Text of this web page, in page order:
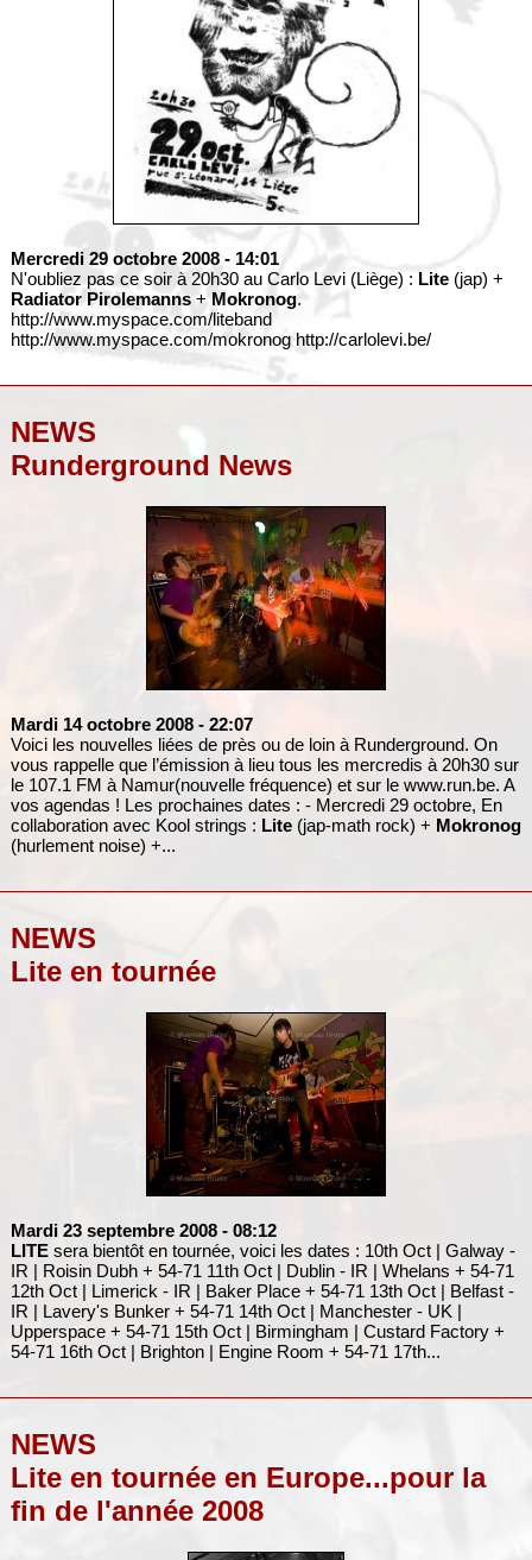
Mercredi 29 octobre 2008 - 14:01
N'oubliez pas ce soir à 20h30 au Carlo Levi (Liège) : Lite(jap) +
Radiator Pirolemanns+ Mokronog.
http://www.myspace.com/liteband
http://www.myspace.com/mokronog http://carlolevi.be/
NEWS
Runderground News
Mardi 14 octobre 2008 - 22:07
Voici les nouvelles liées de près ou de loin à Runderground. On
vous rappelle que l’émission à lieu tous les mercredis à 20h30 sur
le 107.1 FM à Namur(nouvelle fréquence) et sur le www.run.be. A
vos agendas ! Les prochaines dates : - Mercredi 29 octobre, En
collaboration avec Kool strings : Lite(jap-math rock) + Mokronog
(hurlement noise) +...
NEWS
Lite en tournée
Mardi 23 septembre 2008 - 08:12
LITEsera bientôt en tournée, voici les dates : 10th Oct | Galway -
IR | Roisin Dubh + 54-71 11th Oct | Dublin - IR | Whelans + 54-71
12th Oct | Limerick - IR | Baker Place + 54-71 13th Oct | Belfast -
IR | Lavery's Bunker + 54-71 14th Oct | Manchester - UK |
Upperspace + 54-71 15th Oct | Birmingham | Custard Factory +
54-71 16th Oct | Brighton | Engine Room + 54-71 17th...
NEWS
Lite en tournée en Europe...pour la
fin de l'année 2008